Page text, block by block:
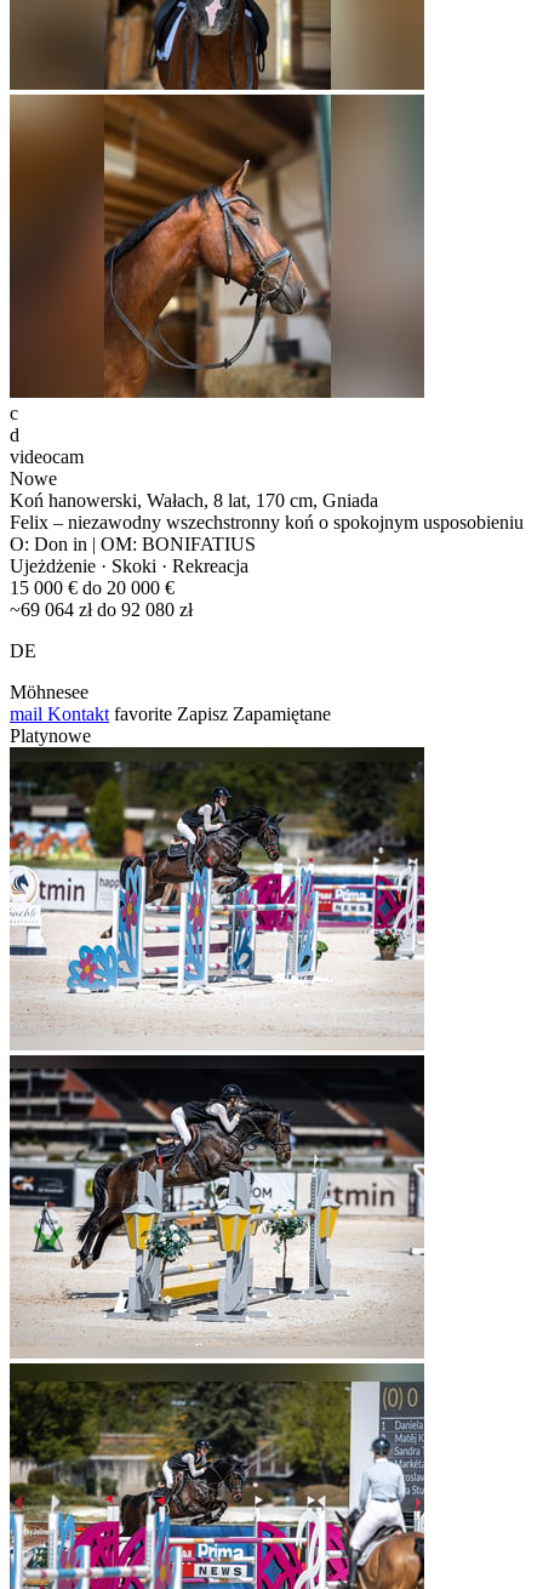
c
d
videocam
Nowe
Koń hanowerski, Wałach, 8 lat, 170 cm, Gniada
Felix – niezawodny wszechstronny koń o spokojnym usposobieniu
O: Don in | OM: BONIFATIUS
Ujeżdżenie · Skoki · Rekreacja
15 000 € do 20 000 €
~69 064 zł do 92 080 zł
DE
Möhnesee
mail Kontakt favorite Zapisz Zapamiętane
Platynowe